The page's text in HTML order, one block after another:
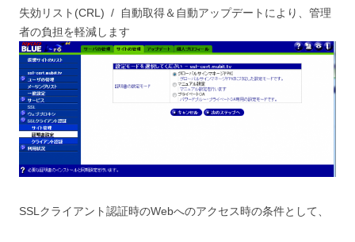
失効リスト(CRL) / 自動取得＆自動アップデートにより、管理
者の負担を軽減します
SSLクライアント認証時のWebへのアクセス時の条件として、